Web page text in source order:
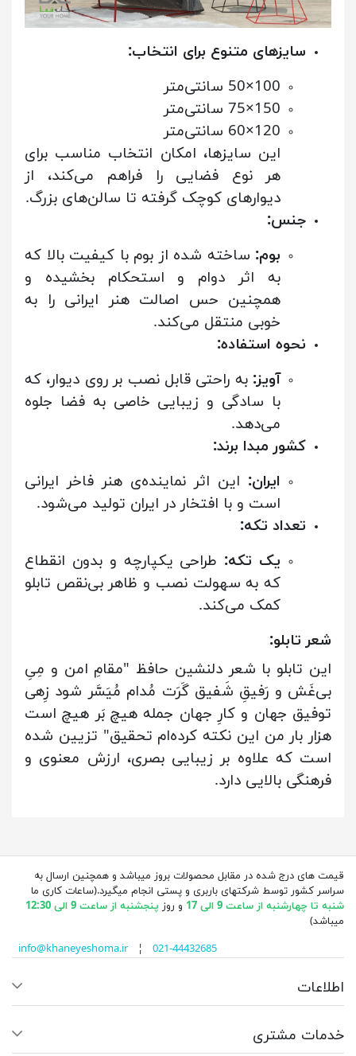
سایزهای متنوع برای انتخاب:
100×50 سانتی‌متر
150×75 سانتی‌متر
120×60 سانتی‌متر
این سایزها، امکان انتخاب مناسب برای
هر نوع فضایی را فراهم می‌کند، از
دیوارهای کوچک گرفته تا سالن‌های بزرگ.
جنس:
بوم: ساخته شده از بوم با کیفیت بالا که
به اثر دوام و استحکام بخشیده و
همچنین حس اصالت هنر ایرانی را به
خوبی منتقل می‌کند.
نحوه استفاده:
آویز: به راحتی قابل نصب بر روی دیوار، که
با سادگی و زیبایی خاصی به فضا جلوه
می‌دهد.
کشور مبدا برند:
ایران: این اثر نماینده‌ی هنر فاخر ایرانی
است و با افتخار در ایران تولید می‌شود.
تعداد تکه:
یک تکه: طراحی یکپارچه و بدون انقطاع
که به سهولت نصب و ظاهر بی‌نقص تابلو
کمک می‌کند.
شعر تابلو:
این تابلو با شعر دلنشین حافظ "مقامِ امن و مِیِ
بی‌غَش و رَفیقِ شَفیق گَرَت مُدام مُیَسَّر شود زِهی
توفیق جهان و کارِ جهان جمله هیچ بَر هیچ است
هزار بار من این نکته کرده‌ام تحقیق" تزیین شده
است که علاوه بر زیبایی بصری، ارزش معنوی و
فرهنگی بالایی دارد.
قیمت های درج شده در مقابل محصولات بروز میباشد و همچنین ارسال به
سراسر کشور توسط شرکتهای باربری و پستی انجام میگیرد.(ساعات کاری ما
شنبه تا چهارشنبه از ساعت 9 الی 17
و روز پنجشنبه از ساعت 9 الی 12:30
میباشد)
info@khaneyeshoma.ir¦ 021-44432685
اطلاعات
خدمات مشتری